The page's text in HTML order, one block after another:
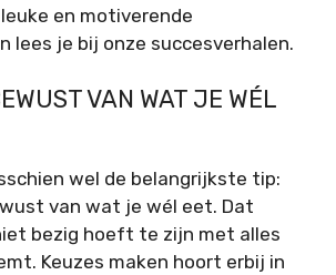
en motiverende
lees je bij onze succesverhalen.
VAN WAT JE WÉL
wel de belangrijkste tip:
van wat je wél eet. Dat
bezig hoeft te zijn met alles
Keuzes maken hoort erbij in